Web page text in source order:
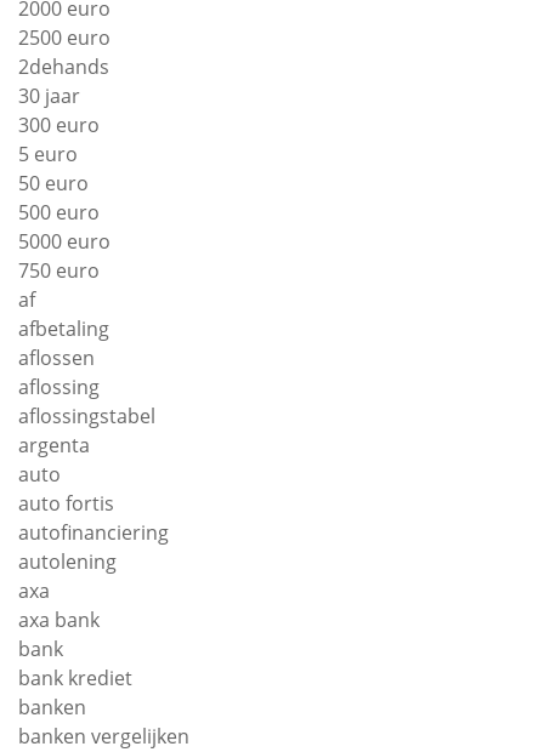
2000 euro
2500 euro
2dehands
30 jaar
300 euro
5 euro
50 euro
500 euro
5000 euro
750 euro
af
afbetaling
aflossen
aflossing
aflossingstabel
argenta
auto
auto fortis
autofinanciering
autolening
axa
axa bank
bank
bank krediet
banken
banken vergelijken